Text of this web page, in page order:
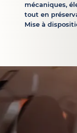
mécaniques,
tout en
Mise à